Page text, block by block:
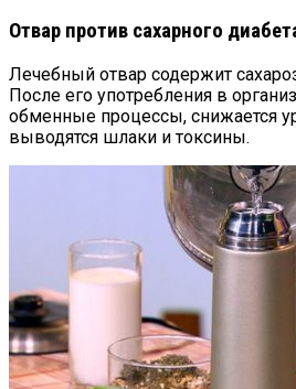
Отвар против сахарного
Лечебный отвар содержит
После его употребления в
обменные процессы, снижается
выводятся шлаки и токсины.